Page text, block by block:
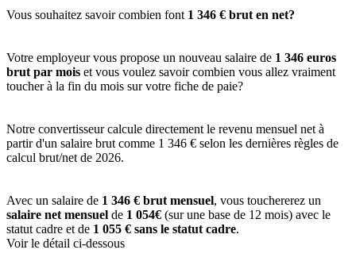
Vous souhaitez savoir combien font 1 346 € brut en net?
Votre employeur vous propose un nouveau salaire de 1 346 euros
brut par mois et vous voulez savoir combien vous allez vraiment
toucher à la fin du mois sur votre fiche de paie?
Notre convertisseur calcule directement le revenu mensuel net à
partir d'un salaire brut comme 1 346 € selon les dernières règles de
calcul brut/net de 2026.
Avec un salaire de 1 346 € brut mensuel, vous touchererez un
salaire net mensuel de 1 054€ (sur une base de 12 mois) avec le
statut cadre et de 1 055 € sans le statut cadre.
Voir le détail ci-dessous